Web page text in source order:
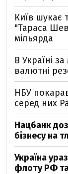
Київ шукає
"Тараса
мільярда
В Україні
валютні
НБУ
серед них
Нацбанк
бізнесу на
Україна
флоту РФ та